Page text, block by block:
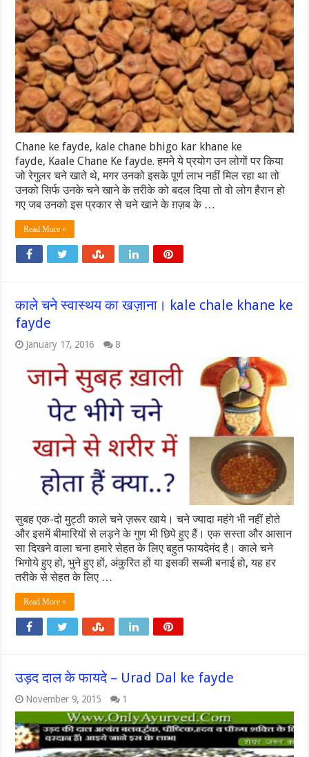
Chane ke fayde, kale chane bhigo kar khane ke
fayde, Kaale Chane Ke fayde. हमने ये प्रयोग उन लोगों पर किया
जो रेगुलर चने खाते थे, मगर उनको इसके पूर्ण लाभ नहीं मिल रहा था तो
उनको सिर्फ उनके चने खाने के तरीके को बदल दिया तो वो लोग हैरान हो
गए जब उनको इस प्रकार से चने खाने के ग़ज़ब के …
Read More »
काले चने स्वास्थय का खज़ाना। kale chale khane ke
fayde
January 17, 2016 8
सुबह एक-दो मुट्ठी काले चने ज़रूर खाये। चने ज्यादा महंगे भी नहीं होते
और इसमें बीमारियों से लड़ने के गुण भी छिपे हुए हैं। एक सस्ता और आसान
सा दिखने वाला चना हमारे सेहत के लिए बहुत फायदेमंद है। काले चने
भिगोये हुए हो, भुने हुए हों, अंकुरित हों या इसकी सब्जी बनाई हो, यह हर
तरीके से सेहत के लिए …
Read More »
उड़द दाल के फायदे – Urad Dal ke fayde
November 9, 2015 1